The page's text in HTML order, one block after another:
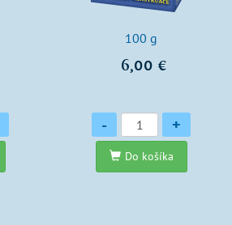
100 g
6,00 €
Množstvo
- +
Do košíka